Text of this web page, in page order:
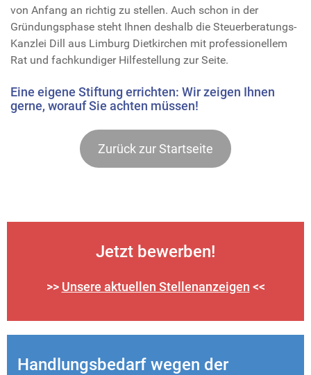
von Anfang an richtig zu stellen. Auch schon in der
Gründungsphase steht Ihnen deshalb die Steuerberatungs-
Kanzlei Dill aus Limburg Dietkirchen mit professionellem
Rat und fachkundiger Hilfestellung zur Seite.
Eine eigene Stiftung errichten: Wir zeigen Ihnen
gerne, worauf Sie achten müssen!
Zurück zur Startseite
Jetzt bewerben!
>> Unsere aktuellen Stellenanzeigen <<
Handlungsbedarf wegen der